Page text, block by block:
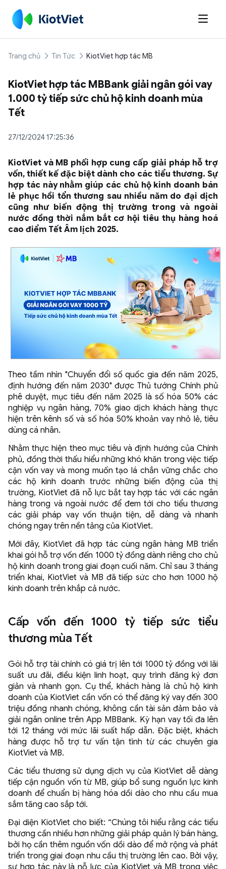

Trang chủ Tin Tức KiotViet hợp tác MB
KiotViet hợp tác MBBank giải ngân gói vay
1.000 tỷ tiếp sức chủ hộ kinh doanh mùa
Tết
27/12/2024 17:25:36
KiotViet và MB phối hợp cung cấp giải pháp hỗ trợ
vốn, thiết kế đặc biệt dành cho các tiểu thương. Sự
hợp tác này nhằm giúp các chủ hộ kinh doanh bán
lẻ phục hồi tổn thương sau nhiều năm do đại dịch
cũng như biến động thị trường trong và ngoài
nước đồng thời nắm bắt cơ hội tiêu thụ hàng hoá
cao điểm Tết Âm lịch 2025.
Theo tầm nhìn "Chuyển đổi số quốc gia đến năm 2025,
định hướng đến năm 2030" được Thủ tướng Chính phủ
phê duyệt, mục tiêu đến năm 2025 là số hóa 50% các
nghiệp vụ ngân hàng, 70% giao dịch khách hàng thực
hiện trên kênh số và số hóa 50% khoản vay nhỏ lẻ, tiêu
dùng cá nhân.
Nhằm thực hiện theo mục tiêu và định hướng của Chính
phủ, đồng thời thấu hiểu những khó khăn trong việc tiếp
cận vốn vay và mong muốn tạo lá chắn vững chắc cho
các hộ kinh doanh trước những biến động của thị
trường, KiotViet đã nỗ lực bắt tay hợp tác với các ngân
hàng trong và ngoài nước để đem tới cho tiểu thương
các giải pháp vay vốn thuận tiện, dễ dàng và nhanh
chóng ngay trên nền tảng của KiotViet.
Mới đây, KiotViet đã hợp tác cùng ngân hàng MB triển
khai gói hỗ trợ vốn đến 1000 tỷ đồng dành riêng cho chủ
hộ kinh doanh trong giai đoạn cuối năm. Chỉ sau 3 tháng
triển khai, KiotViet và MB đã tiếp sức cho hơn 1000 hộ
kinh doanh trên khắp cả nước.
Cấp vốn đến 1000 tỷ tiếp sức tiểu
thương mùa Tết
Gói hỗ trợ tài chính có giá trị lên tới 1000 tỷ đồng với lãi
suất ưu đãi, điều kiện linh hoạt, quy trình đăng ký đơn
giản và nhanh gọn. Cụ thể, khách hàng là chủ hộ kinh
doanh của KiotViet cần vốn có thể đăng ký vay đến 300
triệu đồng nhanh chóng, không cần tài sản đảm bảo và
giải ngân online trên App MBBank. Kỳ hạn vay tối đa lên
tới 12 tháng với mức lãi suất hấp dẫn. Đặc biệt, khách
hàng được hỗ trợ tư vấn tận tình từ các chuyên gia
KiotViet và MB.
Các tiểu thương sử dụng dịch vụ của KiotViet dễ dàng
tiếp cận nguồn vốn từ MB, giúp bổ sung nguồn lực kinh
doanh để chuẩn bị hàng hóa dồi dào cho nhu cầu mua
sắm tăng cao sắp tới.
Đại diện KiotViet cho biết: “Chúng tôi hiểu rằng các tiểu
thương cần nhiều hơn những giải pháp quản lý bán hàng,
bởi họ cần thêm nguồn vốn dồi dào để mở rộng và phát
triển trong giai đoạn nhu cầu thị trường lên cao. Bởi vậy,